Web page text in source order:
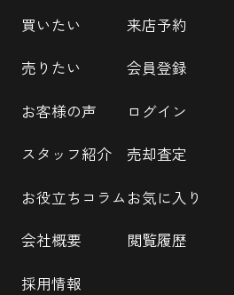
買いたい
売りたい
お客様の声
スタッフ紹介
お役立ちコラム
会社概要
採用情報
来店予約
会員登録
ログイン
売却査定
お気に入り
閲覧履歴